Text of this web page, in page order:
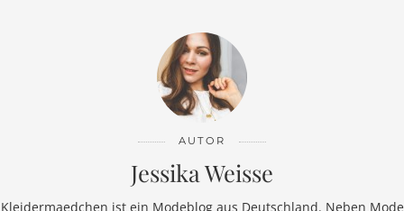
AUTOR
Jessika Weisse
Kleidermaedchen ist ein Modeblog aus Deutschland. Neben Mode